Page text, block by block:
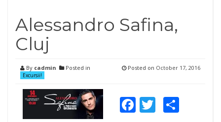
Alessandro Safina,
Cluj
By cadmin Posted in
Excursii!
Posted on October 17, 2016
Facebook
TwitterShare